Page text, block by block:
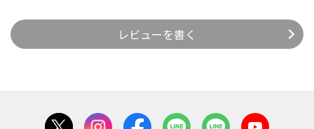
レビューを書く